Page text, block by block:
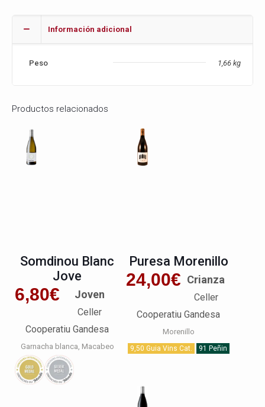
Información adicional
Peso 1,66 kg
Productos relacionados
Somdinou Blanc
Jove
6,80€ Joven
Celler
Cooperatiu Gandesa
Garnacha blanca Macabeo
Puresa Morenillo
24,00€ Crianza
Celler
Cooperatiu Gandesa
Morenillo
9,50 Guia Vins Cat. 91 Peñin